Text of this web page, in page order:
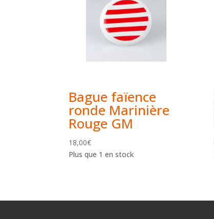
Bague faïence
ronde Marinière
Rouge GM
18,00€
Plus que 1 en stock